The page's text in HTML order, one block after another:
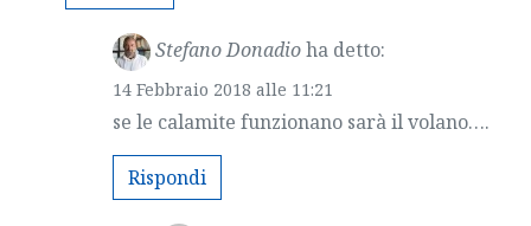
Stefano Donadioha detto:
14 Febbraio 2018 alle 11:21
se le calamite funzionano sarà il volano….
Rispondi